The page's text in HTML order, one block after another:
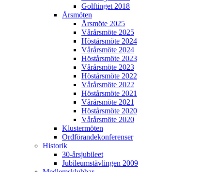
Golftinget 2018
Årsmöten
Årsmöte 2025
Vårårsmöte 2025
Höstårsmöte 2024
Vårårsmöte 2024
Höstårsmöte 2023
Vårårsmöte 2023
Höstårsmöte 2022
Vårårsmöte 2022
Höstårsmöte 2021
Vårårsmöte 2021
Höstårsmöte 2020
Vårårsmöte 2020
Klustermöten
Ordförandekonferenser
Historik
30-årsjubileet
Jubileumstävlingen 2009